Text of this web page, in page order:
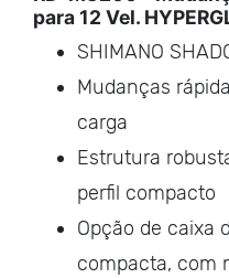
para 12 Vel.
SHIMANO
Mudanças
carga
Estrutura
perfil compacto
Opção de caixa
compacta, com